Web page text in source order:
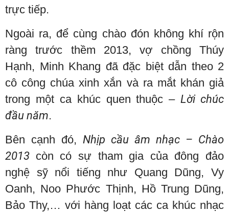
trực tiếp.
Ngoài ra, để cùng chào đón không khí rộn
ràng trước thềm 2013, vợ chồng Thúy
Hạnh, Minh Khang đã đặc biệt dẫn theo 2
cô công chúa xinh xắn và ra mắt khán giả
trong một ca khúc quen thuộc –Lời chúc
đầu năm.
Bên cạnh đó, Nhịp cầu âm nhạc – Chào
2013 còn có sự tham gia của đông đảo
nghệ sỹ nổi tiếng như Quang Dũng, Vy
Oanh, Noo Phước Thịnh, Hồ Trung Dũng,
Bảo Thy,… với hàng loạt các ca khúc nhạc